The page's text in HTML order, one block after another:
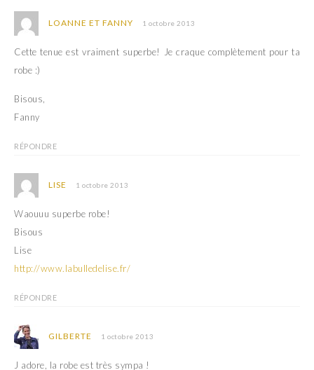
LOANNE ET FANNY 1 octobre 2013
Cette tenue est vraiment superbe! Je craque complètement pour ta
robe :)
Bisous,
Fanny
RÉPONDRE
LISE 1 octobre 2013
Waouuu superbe robe!
Bisous
Lise
http://www.labulledelise.fr/
RÉPONDRE
GILBERTE 1 octobre 2013
J adore, la robe est très sympa !